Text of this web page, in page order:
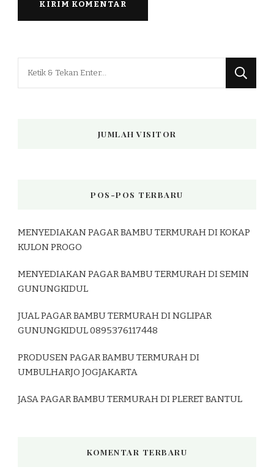
JUMLAH VISITOR
POS-POS TERBARU
MENYEDIAKAN PAGAR BAMBU TERMURAH DI KOKAP
KULON PROGO
MENYEDIAKAN PAGAR BAMBU TERMURAH DI SEMIN
GUNUNGKIDUL
JUAL PAGAR BAMBU TERMURAH DI NGLIPAR
GUNUNGKIDUL 0895376117448
PRODUSEN PAGAR BAMBU TERMURAH DI
UMBULHARJO JOGJAKARTA
JASA PAGAR BAMBU TERMURAH DI PLERET BANTUL
KOMENTAR TERBARU